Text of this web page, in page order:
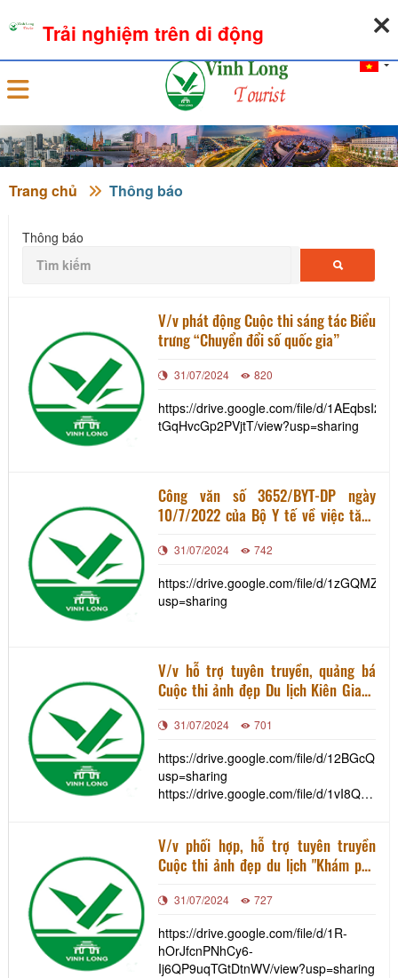
Đăng nhập
Trang chủ Thông báo
Thông báo
V/v phát động Cuộc thi sáng tác Biểu
trưng “Chuyển đổi số quốc gia”
31/07/2024 820
https://drive.google.com/file/d/
tGqHvcGp2PVjtT/view?usp=sharing
Công văn số 3652/BYT-DP ngày
10/7/2022 của Bộ Y tế về việc tăng
bệnh theo quy định
31/07/2024 742
https://drive.google.com/file/d/
usp=sharing
V/v hỗ trợ tuyên truyền, quảng bá
Cuộc thi ảnh đẹp Du lịch Kiên Giang
(Logo) Du lịch Kiên Giang
31/07/2024 701
https://drive.google.com/file/d/
usp=sharing
https://drive.google.com/file/d/
V/v phối hợp, hỗ trợ tuyên truyền
Cuộc thi ảnh đẹp du lịch "Khám phá
31/07/2024 727
https://drive.google.com/file/d/1R-
hOrJfcnPNhCy6-
Ij6QP9uqTGtDtnWV/view?usp=sharing
Trải nghiệm trên di động